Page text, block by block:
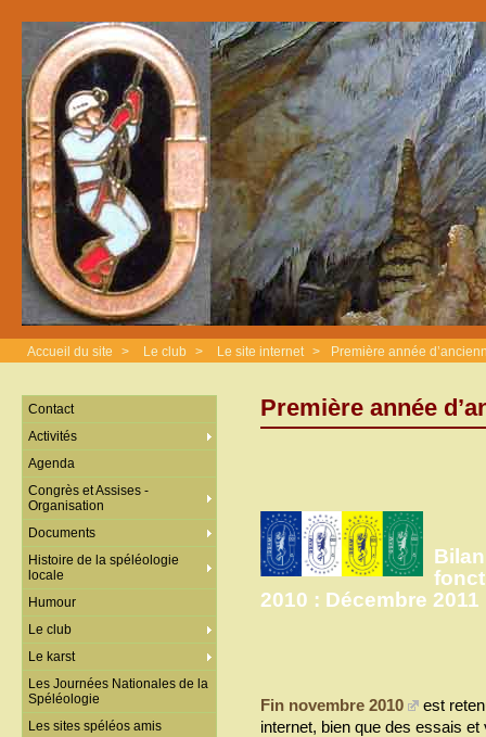
Accueil du site > Le club > Le site internet > Première année
Première année
2010 : Décembre 2011
Fin novembre 2010
est
internet, bien que des essais
Contact
Activités
Agenda
Congrès et Assises -
Organisation
Documents
Histoire de la spéléologie
locale
Humour
Le club
Le karst
Les Journées Nationales de la
Spéléologie
Les sites spéléos amis